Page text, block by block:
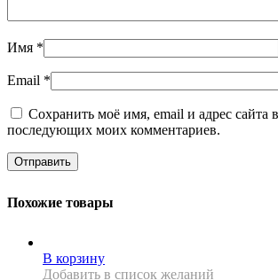
Имя *
Email *
Сохранить моё имя, email и адрес сайта
последующих моих комментариев.
Похожие товары
В корзину
Добавить в список желаний